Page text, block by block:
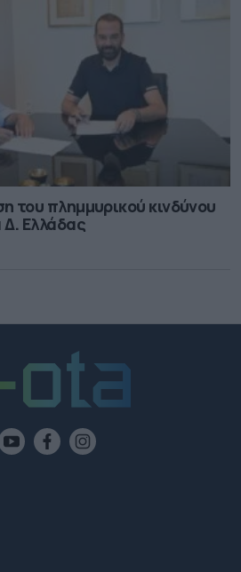
του πλημμυρικού κινδύνου
Δ. Ελλάδας